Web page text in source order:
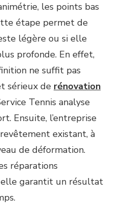
les points bas
étape permet de
légère ou si elle
profonde. En effet,
ne suffit pas
sérieux de rénovation
Tennis analyse
Ensuite, l’entreprise
existant, à
de déformation.
réparations
garantit un résultat